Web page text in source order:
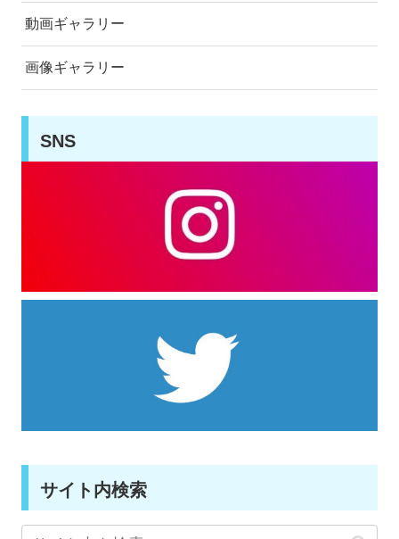
動画ギャラリー
画像ギャラリー
SNS
サイト内検索